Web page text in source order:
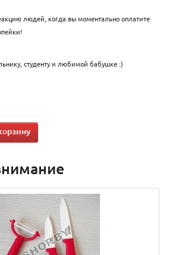
людей, когда вы моментально оплатите
студенту и любимой бабушке :)